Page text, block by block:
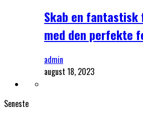
Skab en
med den perfekte
admin
august 18, 2023
Seneste